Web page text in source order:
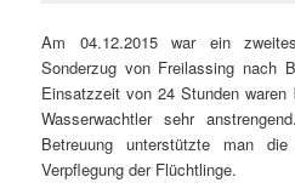
Am 04.12.2015 war ein
Sonderzug von Freilassing nach
Einsatzzeit von 24 Stunden
Wasserwachtler sehr
Betreuung unterstützte man
Verpflegung der Flüchtlinge.